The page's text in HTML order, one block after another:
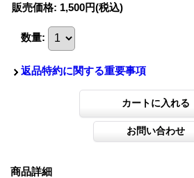
販売価格: 1,500円(税込)
数量:
返品特約に関する重要事項
商品詳細